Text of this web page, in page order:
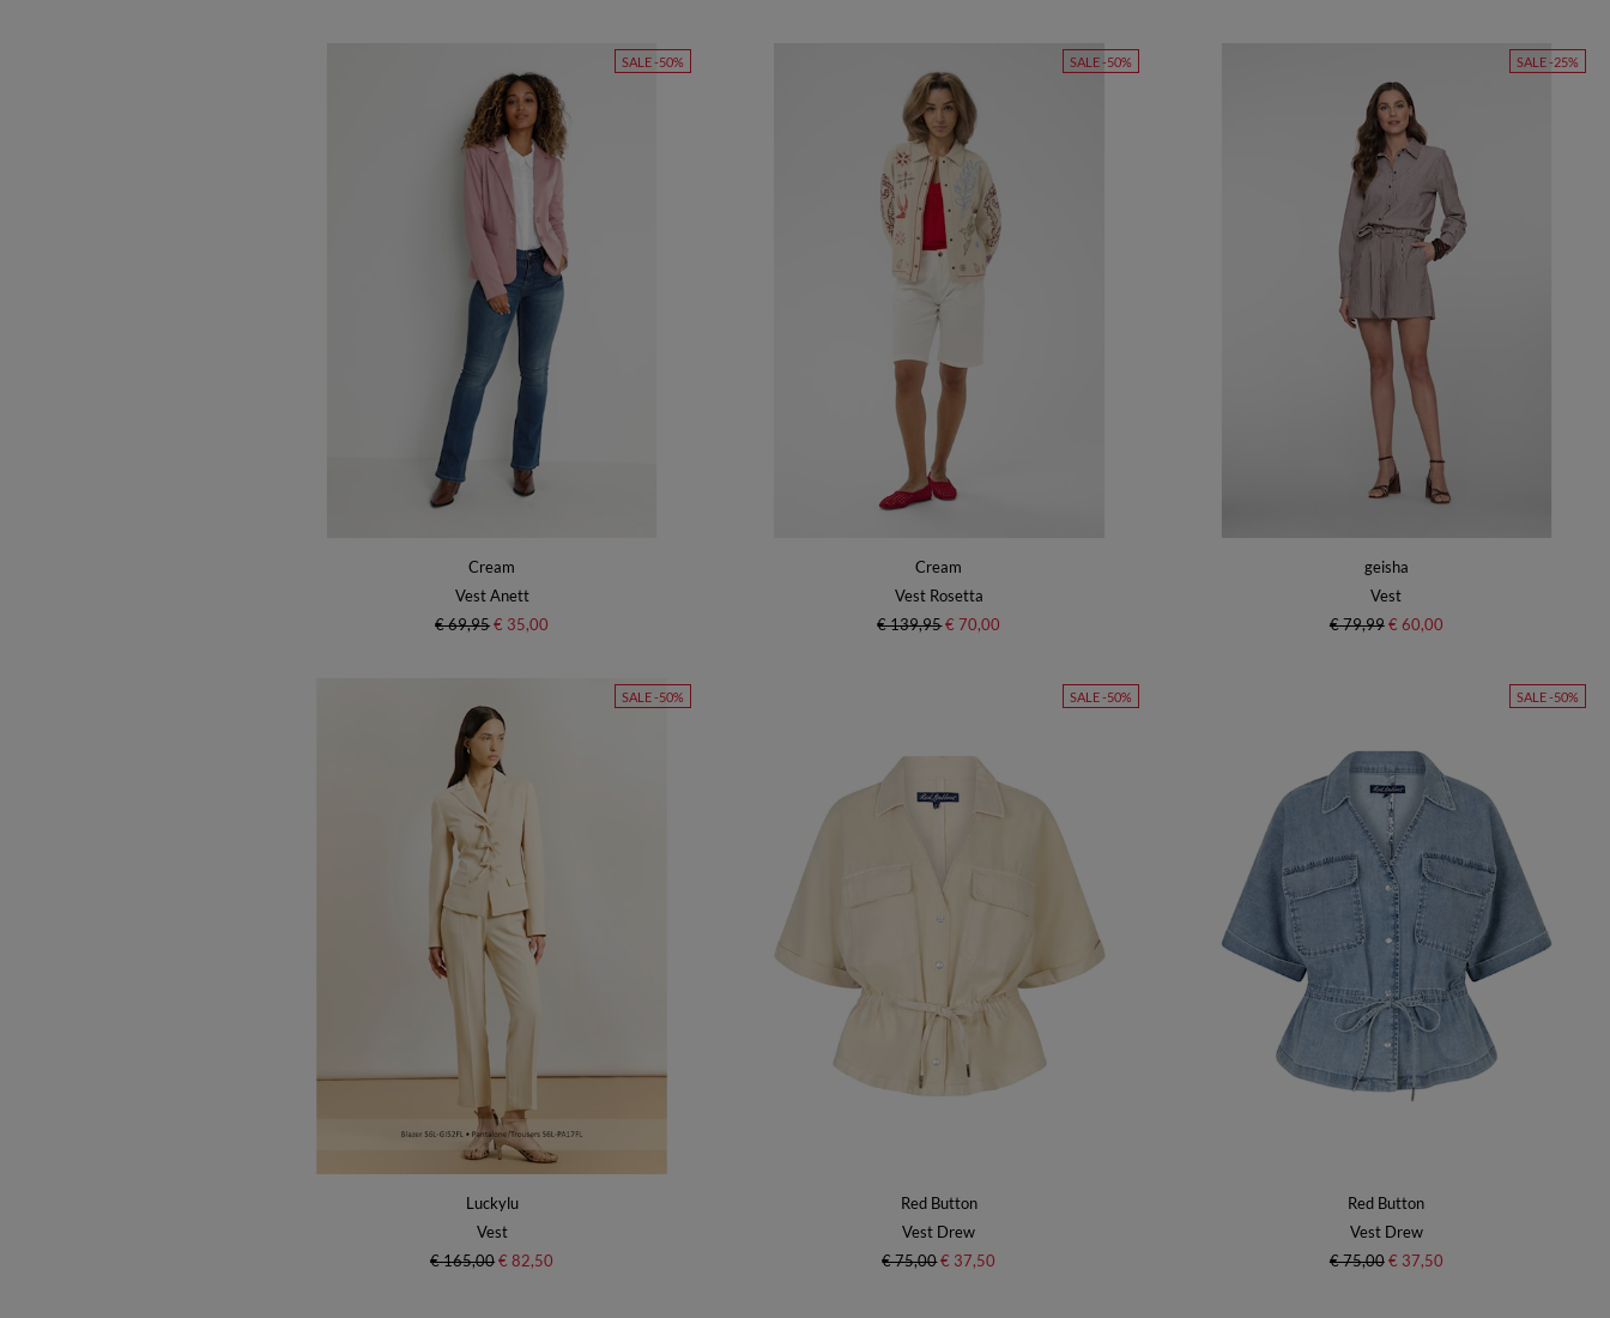
SALE -50%
Cream
Vest Anett
€ 69,95€ 35,00
SALE -50%
Cream
Vest Rosetta
€ 139,95€ 70,00
SALE -25%
geisha
Vest
€ 79,99€ 60,00
SALE -50%
Luckylu
Vest
€ 165,00€ 82,50
SALE -50%
Red Button
Vest Drew
€ 75,00€ 37,50
SALE -50%
Red Button
Vest Drew
€ 75,00€ 37,50